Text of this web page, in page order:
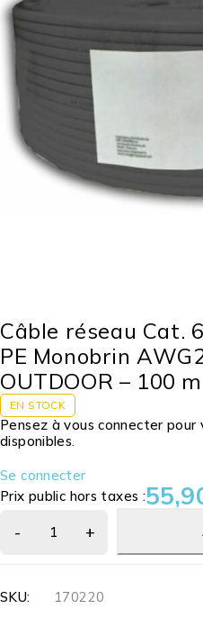
Câble réseau Cat.
PE Monobrin
OUTDOOR – 100 m
EN STOCK
Pensez à vous connecter
disponibles.
Se connecter
Prix public hors taxes :
SKU: 170220